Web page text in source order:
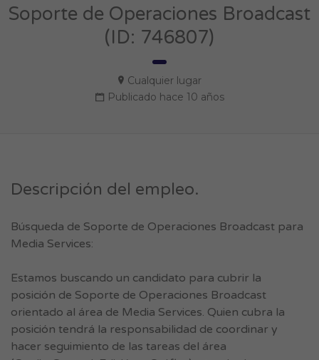
Soporte de Operaciones Broadcast
(ID: 746807)
Cualquier lugar
Publicado hace 10 años
Descripción del empleo.
Búsqueda de Soporte de Operaciones Broadcast para
Media Services:
Estamos buscando un candidato para cubrir la
posición de Soporte de Operaciones Broadcast
orientado al área de Media Services. Quien cubra la
posición tendrá la responsabilidad de coordinar y
hacer seguimiento de las tareas del área